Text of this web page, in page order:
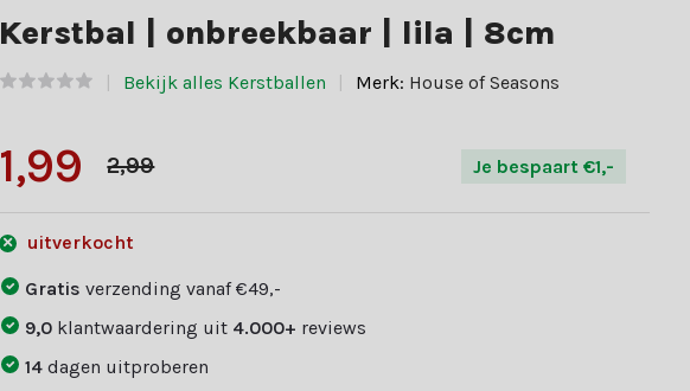
Kerstbal | onbreekbaar | lila | 8cm
Bekijk alles Kerstballen Merk: House of Seasons
1,99 2,99 Je bespaart €1,-
uitverkocht
Gratisverzending vanaf €49,-
9,0 klantwaardering uit 4.000+ reviews
14dagen uitproberen